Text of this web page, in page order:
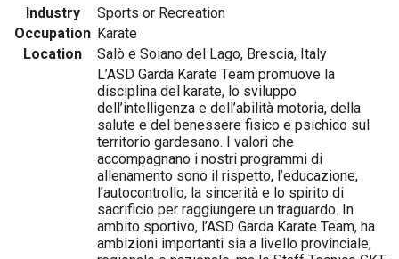
Industry
Sports or Recreation
Occupation Karate
Location
Salò e Soiano del Lago, Brescia, Italy
L’ASD Garda Karate Team promuove la
disciplina del karate, lo sviluppo
dell’intelligenza e dell’abilità motoria, della
salute e del benessere fisico e psichico sul
territorio gardesano. I valori che
accompagnano i nostri programmi di
allenamento sono il rispetto, l’educazione,
l’autocontrollo, la sincerità e lo spirito di
sacrificio per raggiungere un traguardo. In
ambito sportivo, l’ASD Garda Karate Team, ha
ambizioni importanti sia a livello provinciale,